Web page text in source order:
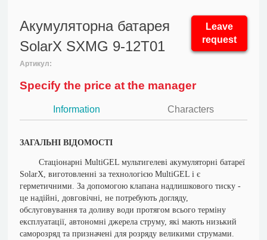
Акумуляторна батарея
SolarX SXMG 9-12T01
Leave
request
Артикул:
Specify the price at the manager
Information Characters
ЗАГАЛЬНІ ВІДОМОСТІ
Стаціонарні MultiGEL мультигелеві акумуляторні батареї
SolarX, виготовленні за технологієюMultiGEL і є
герметичними. За допомогою клапана надлишкового тиску -
це надійні, довговічні, не потребують догляду,
обслуговування та доливу води протягом всього терміну
експлуатації, автономні джерела струму, які мають низький
саморозряд та призначені для розряду великими струмами.